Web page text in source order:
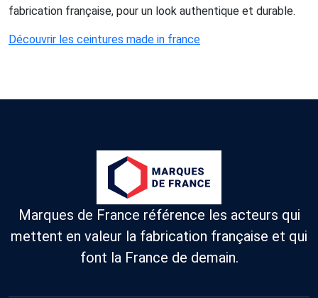
fabrication française, pour un look authentique et durable.
Découvrir les ceintures made in france
Marques de France référence les acteurs qui
mettent en valeur la fabrication française et qui
font la France de demain.